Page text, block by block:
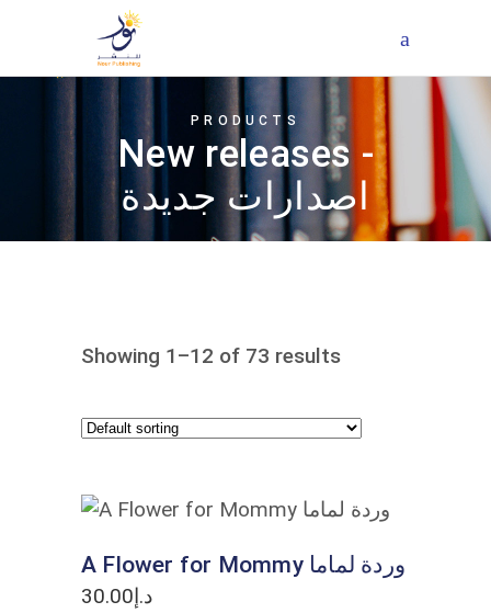
PRODUCTS
New releases -
اصدارات جديدة
Showing 1–12 of 73 results
ADD TO CART
A Flower for Mommy وردة لماما
د.إ30.00